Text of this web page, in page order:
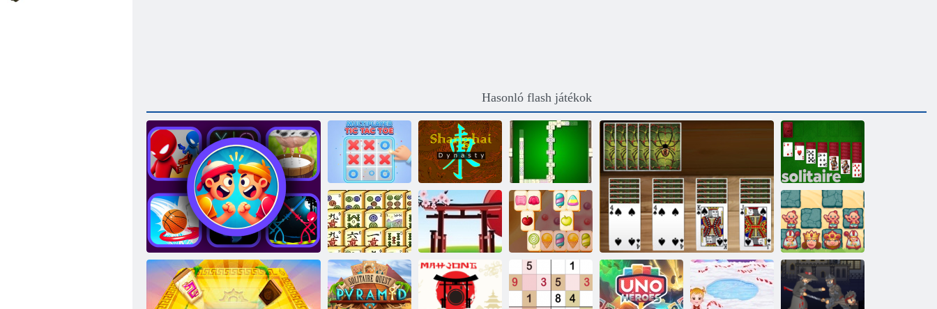
Hasonló flash játékok
Többjátékos Tic
Tac Toe
dinasztia
Dominolatino Szoliter
Mah jong
kapcsolódni
Ázsiai rejtélyek Cukor Mahjong Junior sakk